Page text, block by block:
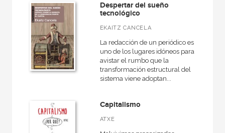
Despertar del sueño
tecnológico
EKAITZ CANCELA
La redacción de un periódico es
uno de los lugares idóneos para
avistar el rumbo que la
transformación estructural del
sistema viene adoptan...
Capitalismo
ATXE